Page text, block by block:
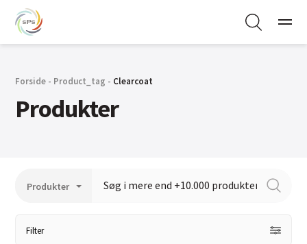
Forside - Product_tag - Clearcoat
Produkter
Filter